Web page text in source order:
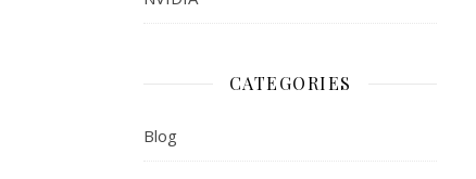
CATEGORIES
Blog